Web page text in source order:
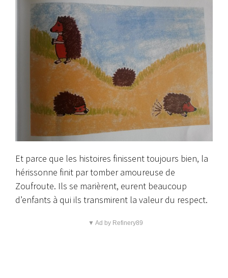
Et parce que les histoires finissent toujours bien, la
hérissonne finit par tomber amoureuse de
Zoufroute. Ils se marièrent, eurent beaucoup
d’enfants à qui ils transmirent la valeur du respect.
▼ Ad by Refinery89